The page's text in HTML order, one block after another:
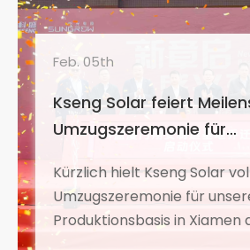
Feb. 05th
Kseng Solar feiert
Umzugszeremonie für
Kürzlich hielt Kseng Solar
Umzugszeremonie für
Produktionsbasis in Xiamen